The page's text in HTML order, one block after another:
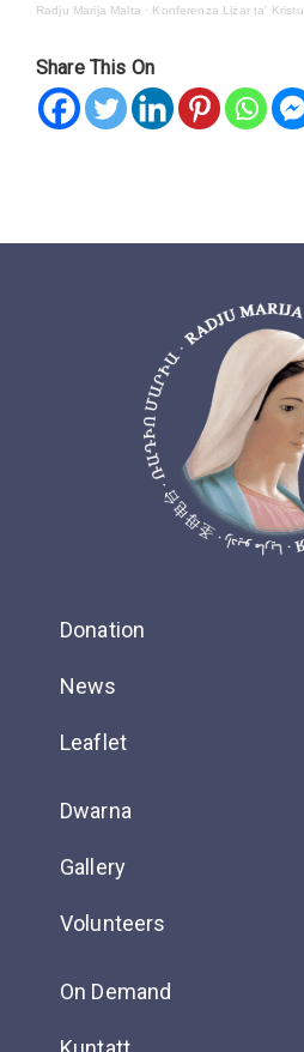
Radju Marija Malta · Konferenza Liżar ta' Kristu
Share This On
Donation
News
Leaflet
Dwarna
Gallery
Volunteers
On Demand